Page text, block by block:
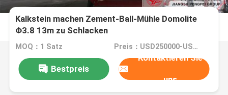
Kalkstein machen Zement-Ball-Mühle Domolite
Φ3.8 13m zu Schlacken
MOQ：1 Satz Preis：USD250000-USD4000000
Bestpreis
Kontaktieren Sie
uns